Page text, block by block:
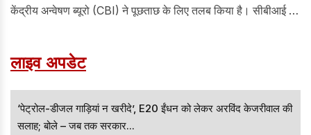
केंद्रीय अन्वेषण ब्यूरो (CBI) ने पूछताछ के लिए तलब किया है। सीबीआई ने
जुड़ा है, जिसमें अब जांच एजेंसी ने शिकायतकर्ता से भी पूछताछ की प्रक्रिया
लाइव अपडेट
‘पेट्रोल-डीजल गाड़ियां न खरीदे’, E20 ईंधन को लेकर अरविंद केजरीवाल की
सलाह; बोले – जब तक सरकार...